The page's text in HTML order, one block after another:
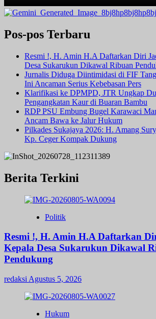
Pos-pos Terbaru
Resmi !, H. Amin H.A Daftarkan Diri
Desa Sukarukun Dikawal Ribuan
Jurnalis Diduga Diintimidasi di FIF
Ini Ancaman Serius Kebebasan Pers
Klarifikasi ke DPMPD, JTR Ungkap
Pengangkatan Kaur di Buaran Bambu
RDP PSU Embung Bugel Karawaci
Ancam Bawa ke Jalur Hukum
Pilkades Sukajaya 2026: H. Amang
Kp. Ceger Kompak Dukung
Berita Terkini
Politik
Resmi !, H. Amin H.A Daftarkan
Kepala Desa Sukarukun Dikawal
Pendukung
redaksi Agustus 5, 2026
Hukum